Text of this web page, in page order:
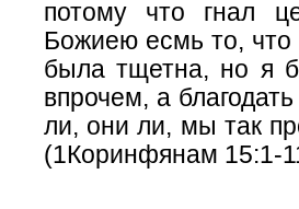
потому что гнал
Божиею есмь то, что
была тщетна, но я
впрочем, а
ли, они ли, мы так
(1Коринфянам 15:1-